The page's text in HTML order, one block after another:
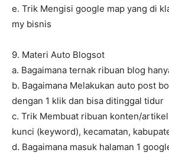
e. Trik Mengisi google map yang di
my bisnis
9. Materi Auto Blogsot
a. Bagaimana ternak ribuan blog
b. Bagaimana Melakukan auto post
dengan 1 klik dan bisa ditinggal tidur
c. Trik Membuat ribuan konten/
kunci (keyword), kecamatan,
d. Bagaimana masuk halaman 1